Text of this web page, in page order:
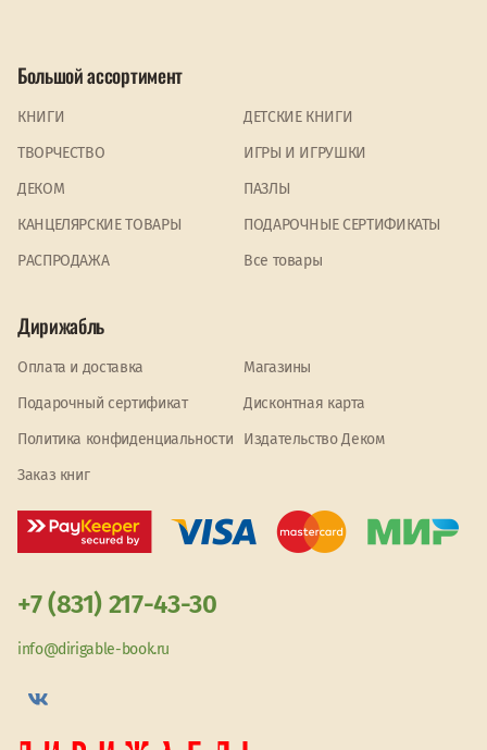
Большой ассортимент
КНИГИ
ДЕТСКИЕ КНИГИ
ТВОРЧЕСТВО
ИГРЫ И ИГРУШКИ
ДЕКОМ
ПАЗЛЫ
КАНЦЕЛЯРСКИЕ ТОВАРЫ
ПОДАРОЧНЫЕ СЕРТИФИКАТЫ
PАСПРОДАЖА
Все товары
Дирижабль
Оплата и доставка
Магазины
Подарочный сертификат
Дисконтная карта
Политика конфиденциальности
Издательство Деком
Заказ книг
+7 (831) 217-43-30
info@dirigable-book.ru